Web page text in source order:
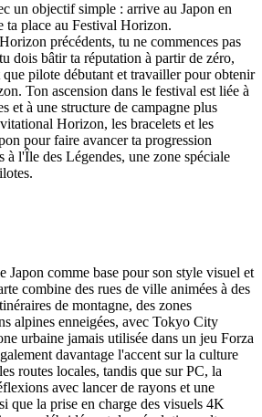
un objectif simple : arrive au Japon en
ta place au Festival Horizon.
précédents, tu ne commences pas
dois bâtir ta réputation à partir de zéro,
pilote débutant et travailler pour obtenir
Ton ascension dans le festival est liée à
et à une structure de campagne plus
Horizon, les bracelets et les
pour faire avancer ta progression
à l'Île des Légendes, une zone spéciale
Japon comme base pour son style visuel et
combine des rues de ville animées à des
de montagne, des zones
alpines enneigées, avec Tokyo City
urbaine jamais utilisée dans un jeu Forza
davantage l'accent sur la culture
routes locales, tandis que sur PC, la
avec lancer de rayons et une
que la prise en charge des visuels 4K